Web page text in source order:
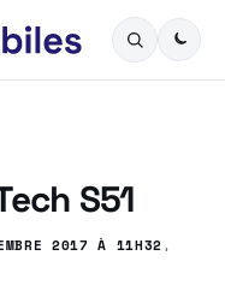
S51
2017 À 11H32,